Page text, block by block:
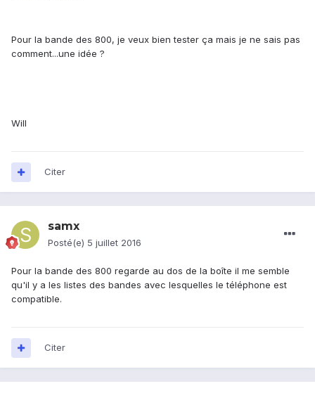
Pour la bande des 800, je veux bien tester ça mais je ne sais pas
comment...une idée ?
Will
Citer
samx
Posté(e) 5 juillet 2016
Pour la bande des 800 regarde au dos de la boîte il me semble
qu'il y a les listes des bandes avec lesquelles le téléphone est
compatible.
Citer